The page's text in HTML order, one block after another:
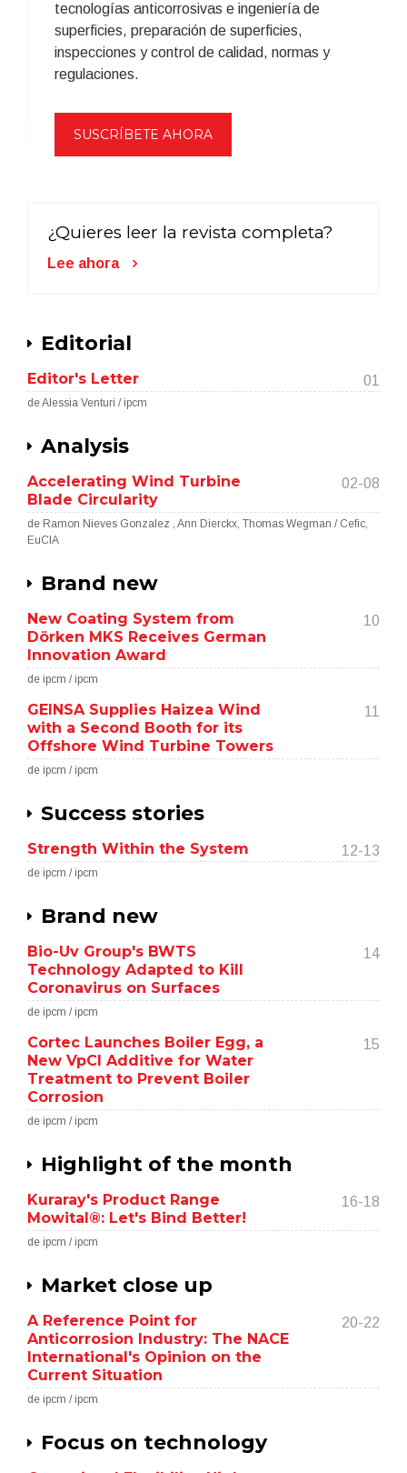
tecnologías anticorrosivas e ingeniería de
superficies, preparación de superficies,
inspecciones y control de calidad, normas y
regulaciones.
SUSCRÍBETE AHORA
¿Quieres leer la revista completa?
Lee ahora
Editorial
Editor's Letter 01
de Alessia Venturi / ipcm
Analysis
Accelerating Wind Turbine
Blade Circularity
02-08
de Ramon Nieves Gonzalez , Ann Dierckx, Thomas Wegman / Cefic,
EuCIA
Brand new
New Coating System from
Dörken MKS Receives German
Innovation Award
10
de ipcm / ipcm
GEINSA Supplies Haizea Wind
with a Second Booth for its
Offshore Wind Turbine Towers
11
de ipcm / ipcm
Success stories
Strength Within the System 12-13
de ipcm / ipcm
Brand new
Bio-Uv Group's BWTS
Technology Adapted to Kill
Coronavirus on Surfaces
14
de ipcm / ipcm
Cortec Launches Boiler Egg, a
New VpCI Additive for Water
Treatment to Prevent Boiler
Corrosion
15
de ipcm / ipcm
Highlight of the month
Kuraray's Product Range
Mowital®: Let's Bind Better!
16-18
de ipcm / ipcm
Market close up
A Reference Point for
Anticorrosion Industry: The NACE
International's Opinion on the
Current Situation
20-22
de ipcm / ipcm
Focus on technology